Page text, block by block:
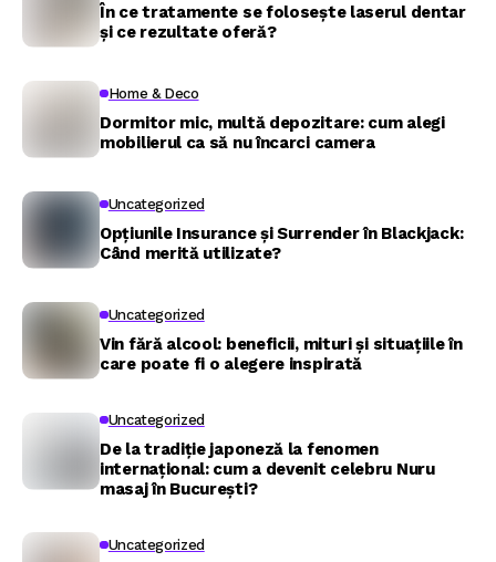
În ce tratamente se folosește laserul dentar
și ce rezultate oferă?
Home & Deco
Dormitor mic, multă depozitare: cum alegi
mobilierul ca să nu încarci camera
Uncategorized
Opțiunile Insurance și Surrender în Blackjack:
Când merită utilizate?
Uncategorized
Vin fără alcool: beneficii, mituri și situațiile în
care poate fi o alegere inspirată
Uncategorized
De la tradiție japoneză la fenomen
internațional: cum a devenit celebru Nuru
masaj în București?
Uncategorized